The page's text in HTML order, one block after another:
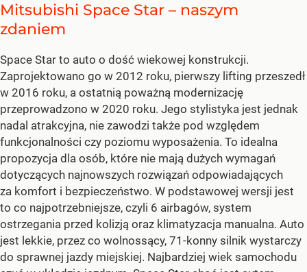
Mitsubishi Space Star – naszym
zdaniem
Space Star to auto o dość wiekowej konstrukcji.
Zaprojektowano go w 2012 roku, pierwszy lifting przeszedł
w 2016 roku, a ostatnią poważną modernizację
przeprowadzono w 2020 roku. Jego stylistyka jest jednak
nadal atrakcyjna, nie zawodzi także pod względem
funkcjonalności czy poziomu wyposażenia. To idealna
propozycja dla osób, które nie mają dużych wymagań
dotyczących najnowszych rozwiązań odpowiadających
za komfort i bezpieczeństwo. W podstawowej wersji jest
to co najpotrzebniejsze, czyli 6 airbagów, system
ostrzegania przed kolizją oraz klimatyzacja manualna. Auto
jest lekkie, przez co wolnossący, 71-konny silnik wystarczy
do sprawnej jazdy miejskiej. Najbardziej wiek samochodu